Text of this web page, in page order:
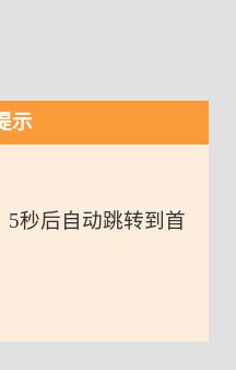
示
5秒后自动跳转到首